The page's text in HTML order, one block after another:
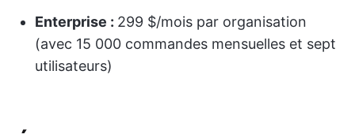
Enterprise : 299 $/mois par organisation
(avec 15 000 commandes mensuelles et sept
utilisateurs)